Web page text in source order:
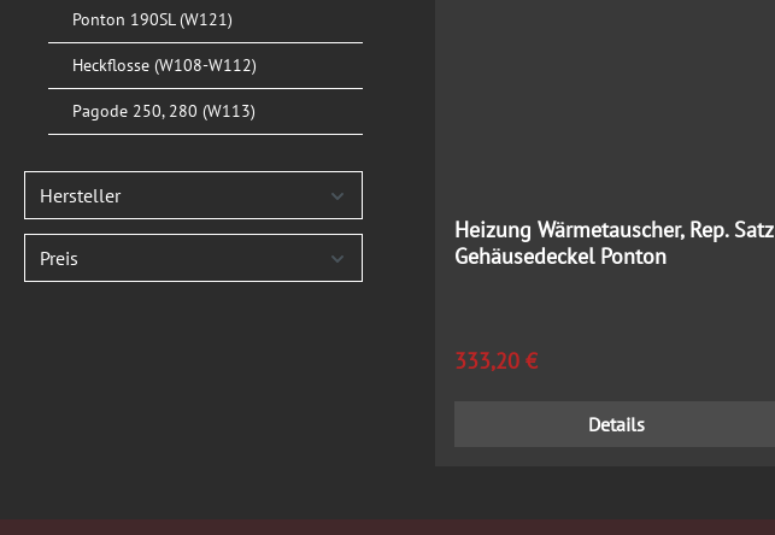
Ponton 190SL (W121)
Heckflosse (W108-W112)
Pagode 250, 280 (W113)
Hersteller
Preis
Heizung Wärmetauscher, Rep. Satz
Gehäusedeckel Ponton
Regulärer Preis:
333,20 €
Details